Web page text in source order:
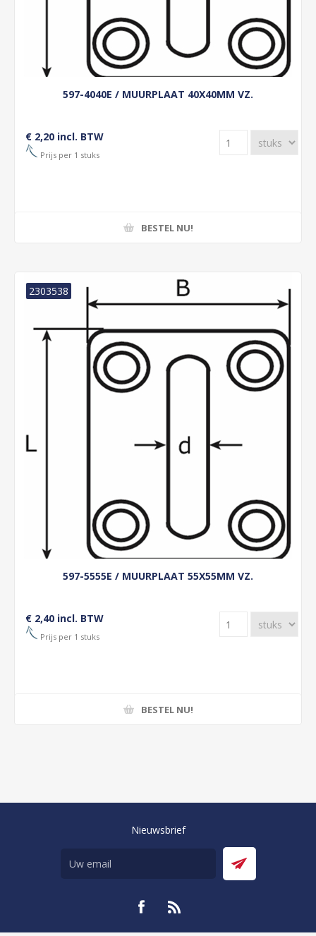
597-4040E / MUURPLAAT 40X40MM VZ.
€ 2,20 incl. BTW
Prijs per 1 stuks
BESTEL NU!
597-5555E / MUURPLAAT 55X55MM VZ.
2303538
€ 2,40 incl. BTW
Prijs per 1 stuks
BESTEL NU!
Nieuwsbrief